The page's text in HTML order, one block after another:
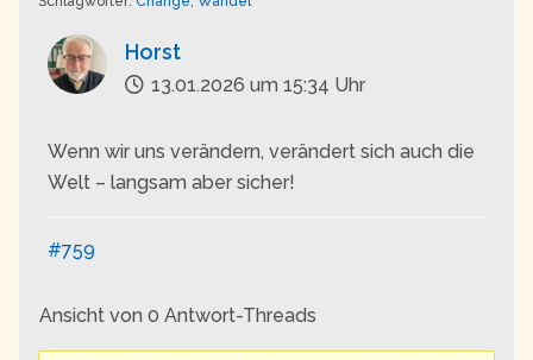
Horst
13.01.2026 um 15:34 Uhr
Wenn wir uns verändern, verändert sich auch die
Welt – langsam aber sicher!
#759
Ansicht von 0 Antwort-Threads